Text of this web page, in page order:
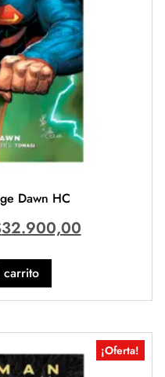
Dawn HC
32.900,00
¡Oferta!